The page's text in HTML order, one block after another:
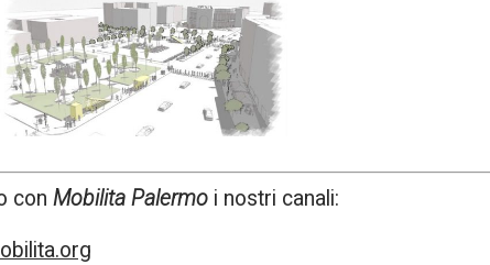
con Mobilita Palermo i nostri canali: